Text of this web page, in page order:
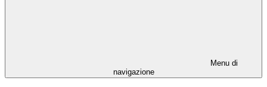
Menu di
navigazione